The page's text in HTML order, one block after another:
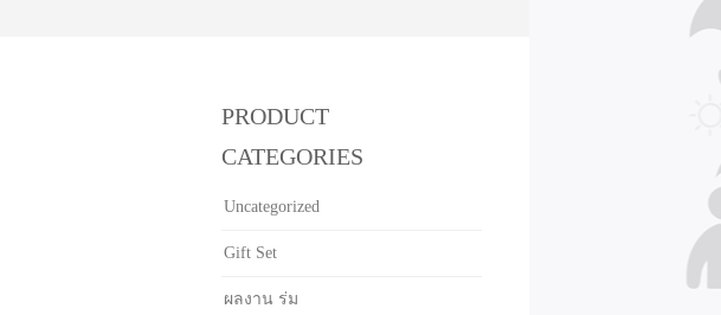
PRODUCT
CATEGORIES
Uncategorized
Gift Set
ผลงาน ร่ม